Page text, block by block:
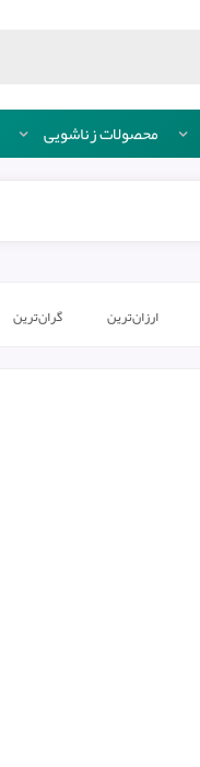
محصولات زناشویی
ارزان‌ترین گران‌ترین